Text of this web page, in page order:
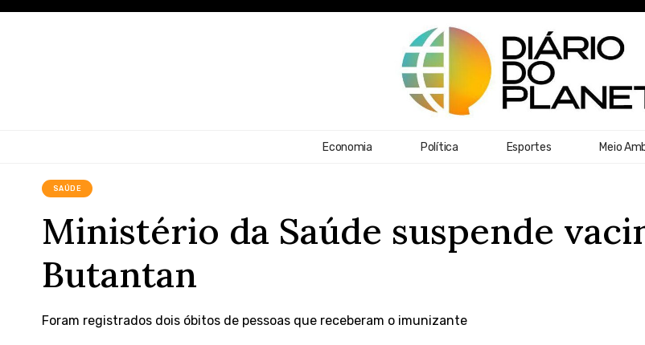
Economia Política Esportes Meio
SAÚDE
Ministério da Saúde suspende
Butantan
Foram registrados dois óbitos de pessoas que receberam o imunizante